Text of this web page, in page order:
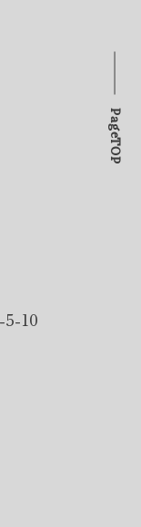
5-10
PageTOP